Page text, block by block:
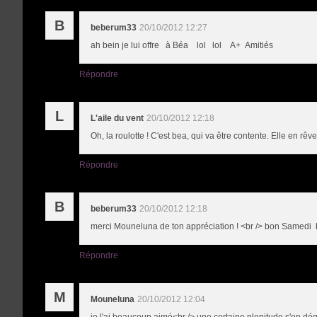
B beberum33 20/10/2012 12:27
ah bein je lui offre à Béa lol lol A+ Amitiés
Répondre
L L'aile du vent 20/10/2012 12:18
Oh, la roulotte ! C'est bea, qui va être contente. Elle en
Répondre
B beberum33 20/10/2012 12:18
merci Mouneluna de ton appréciation ! <br /> bon Samedi
Répondre
M Mouneluna 20/10/2012 12:04